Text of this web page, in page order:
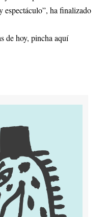
espectáculo”, ha finalizado
de hoy, pincha aquí